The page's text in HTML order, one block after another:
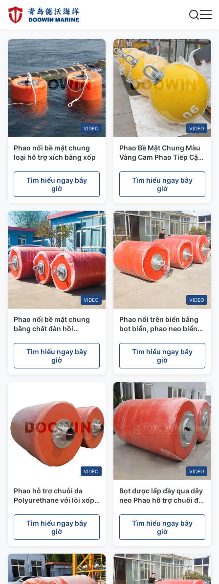
VIDEO
Phao nổi bề mặt chung
loại hỗ trợ xích bằng xốp
Tìm hiểu ngay bây
giờ
VIDEO
Phao Bề Mặt Chung Màu
Vàng Cam Phao Tiếp Cận
Tìm hiểu ngay bây
giờ
VIDEO
Phao nổi bề mặt chung
bằng chất đàn hồi
Phao neo một điểm tùy
chỉnh
Tìm hiểu ngay bây
giờ
VIDEO
Phao nổi trên biển bằng
bọt biển, phao neo biển
polyurethane
Tìm hiểu ngay bây
giờ
VIDEO
Phao hỗ trợ chuỗi da
Polyurethane với lõi xốp
Tìm hiểu ngay bây
giờ
VIDEO
Bọt được lấp đầy qua dây
neo Phao hỗ trợ chuỗi đại
Tìm hiểu ngay bây
giờ